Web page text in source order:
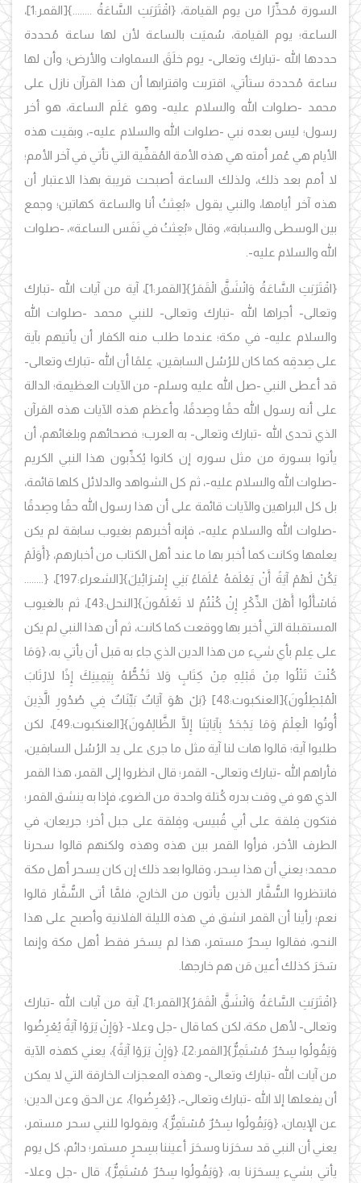
السورة مُحذِّرًا من يوم القيامة،{اقْتَرَبَتِ السَّاعَةُ ........}
[القمر:1]،
الساعة؛ يوم القيامة، سُميَت بالساعة لأن لها ساعة مُحددة
حددها الله -تبارك وتعالى- يوم خلَقَ السماوات والأرض؛ وأن لها
ساعة مُحددة ستأتي، اقتربت واقترابها أن هذا القرآن نازل على
محمد -صلوات الله والسلام عليه- وهو عَلَم الساعة، هو أخر
رسول؛ ليس بعده نبي -صلوات الله والسلام عليه-، وبقيت هذه
الأيام هي عُمر أمته هي هذه الأمة المُقفِّية التي تأتي في آخر الأمم؛
لا أمم بعد ذلك، ولذلك الساعة أصبحت قريبة بهذا الاعتبار أن
هذه آخر أيامها، والنبي يقول «بُعِثتُ أنا والساعة كهاتين؛ وجمع
بين الوسطى والسبابة»، وقال «بُعِثتُ في نَفَس الساعة»، -صلوات
الله والسلام عليه-.
{اقْتَرَبَتِ السَّاعَةُ وَانْشَقَّ الْقَمَرُ}
[القمر:1]، آية من آيات الله -تبارك
وتعالى- أجراها الله -تبارك وتعالى- للنبي محمد -صلوات الله
والسلام عليه- في مكة؛ عندما طلب منه الكفار أن يأتيهم بآية
على صِدقِه كما كان للرُسُل السابقين، عِلمًا أن الله -تبارك وتعالى-
قد أعطى النبي -صل الله عليه وسلم- من الآيات العظيمة؛ الدالة
على أنه رسول الله حقًا وصِدقًا، وأعظم هذه الآيات هذه القرآن
الذي تحدى الله -تبارك وتعالى- به العرب؛ فصحائهم وبلغائهم، أن
يأتوا بسورة من مثل سوره إن كانوا يُكذِّبون هذا النبي الكريم
-صلوات الله والسلام عليه-، ثم كل الشواهد والدلائل كلها قائمة،
بل كل البراهين والآيات قائمة على أن هذا رسول الله حقًا وصِدقًا
-صلوات الله والسلام عليه-، فإنه أخبرهم بغيوب سابقة لم يكن
يعلمها وكانت كما أخبر بها ما عند أهل الكتاب من أخبارهم، {أَوَلَمْ
يَكُنْ لَهُمْ آيَةً أَنْ يَعْلَمَهُ عُلَمَاءُ بَنِي إِسْرَائِيلَ}[الشعراء:197]،
{........
فَاسْأَلُوا أَهْلَ الذِّكْرِ إِنْ كُنْتُمْ لا تَعْلَمُونَ}
[النحل:43]، ثم بالغيوب
المستقبلة التي أخبر بها ووقعت كما كانت، ثم أن هذا النبي لم يكن
على عِلم بأي شيء من هذا الدين الذي جاء به قبل أن يأتي به، {وَمَا
كُنْتَ تَتْلُوا مِنْ قَبْلِهِ مِنْ كِتَابٍ وَلا تَخُطُّهُ بِيَمِينِكَ إِذًا لارْتَابَ
الْمُبْطِلُونَ}[العنكبوت:48]
{بَلْ هُوَ آيَاتٌ بَيِّنَاتٌ فِي صُدُورِ الَّذِينَ
أُوتُوا الْعِلْمَ وَمَا يَجْحَدُ بِآيَاتِنَا إِلَّا الظَّالِمُونَ}
[العنكبوت:49]، لكن
طلبوا آية؛ قالوا هات لنا آية مثل ما جرى على يد الرُسُل السابقين،
فأراهم الله -تبارك وتعالى- القمر؛ قال انظروا إلى القمر، هذا القمر
الذي هو في وقت بدره كُتلة واحدة من الضوء، فإذا به ينشق القمر؛
فتكون فِلقة على أبي قُبيس، وفِلقة على جبل أخر؛ جريعان، في
الطرف الأخر، فرأوا القمر بين هذه وهذه ولكنهم قالوا سحرنا
محمد؛ يعني أن هذا سِحر، وقالوا بعد ذلك إن كان يسحر أهل مكة
فانتظروا السُّفَّار الذين يأتون من الخارج، فلمَّا أتى السُّفَّار قالوا
نعم؛ رأينا أن القمر انشق في هذه الليلة الفلانية وأصبح على هذا
النحو، فقالوا سِحرٌ مستمر، هذا لم يسحَر فقط أهل مكة وإنما
سَحَرَ كذلك أعين مَن هم خارجها.
{اقْتَرَبَتِ السَّاعَةُ وَانْشَقَّ الْقَمَرُ}
[القمر:1]، آية من آيات الله -تبارك
وتعالى- لأهل مكة، لكن كما قال -جل وعلا- {وَإِنْ يَرَوْا آيَةً يُعْرِضُوا
وَيَقُولُوا سِحْرٌ مُسْتَمِرٌّ}[القمر:2]، {وَإِنْ يَرَوْا آيَةً}، يعني كهذه الآية
من آيات الله -تبارك وتعالى- وهذه المعجزات الخارقة التي لا يمكن
أن يفعلها إلا الله -تبارك وتعالى-،{يُعْرِضُوا}، عن الحق وعن الدين؛
عن الإيمان، {وَيَقُولُوا سِحْرٌ مُسْتَمِرٌّ}، ويقولوا للنبي سحر مستمر،
يعني أن النبي قد سحَرَنا وسحَرَ أعيننا بسِحرٍ مستمر؛ دائم، كل يوم
يأتي بشيء يسحَرَنا به، {وَيَقُولُوا سِحْرٌ مُسْتَمِرٌّ}، قال -جل وعلا-